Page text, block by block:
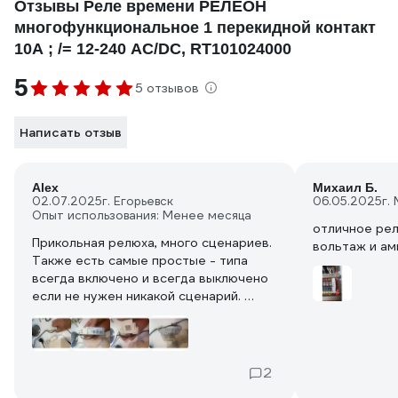
Отзывы Реле времени РЕЛЕОН
многофункциональное 1 перекидной контакт
10А ; /= 12-240 AC/DC, RT101024000
5 5 отзывов
Написать отзыв
Alex
02.07.2025г. Егорьевск
Опыт использования: Менее месяца
Прикольная релюха, много сценариев.
Также есть самые простые - типа
всегда включено и всегда выключено
если не нужен никакой сценарий.
Верхней крутилкой – выбираем
нужный режим. Например - задержка
включения, выключения, моргание,
во всех режимах еще не разобрался,
2
Михаил Б.
06.05.2025г.
отличное
вольтаж и